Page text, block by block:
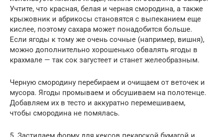
Учтите, что красная, белая и черная смородина, а также
крыжовник и абрикосы становятся с выпеканием еще
кислее, поэтому сахара может понадобится больше.
Если ягоды к тому же очень сочные (например, вишня),
можно дополнительно хорошенько обвалять ягоды в
крахмале — так сок загустеет и станет желеобразным.
Черную смородину перебираем и очищаем от веточек и
мусора. Ягоды промываем и обсушиваем на полотенце.
Добавляем их в тесто и аккуратно перемешиваем,
чтобы смородина не помялась.